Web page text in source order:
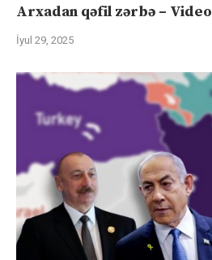
Arxadan qəfil zərbə – Video
İyul 29, 2025